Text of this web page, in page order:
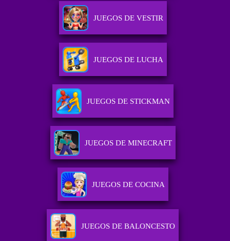
JUEGOS DE VESTIR
JUEGOS DE LUCHA
JUEGOS DE STICKMAN
JUEGOS DE MINECRAFT
JUEGOS DE COCINA
JUEGOS DE BALONCESTO